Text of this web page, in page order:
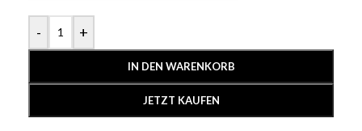
- +
IN DEN WARENKORB
JETZT KAUFEN